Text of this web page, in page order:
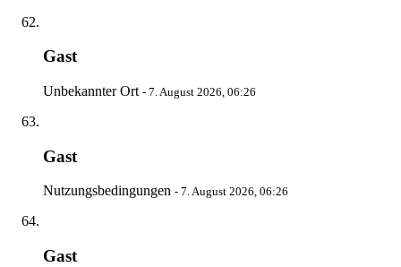
Gast
Unbekannter Ort - 7. August 2026, 06:26
Gast
Nutzungsbedingungen - 7. August 2026, 06:26
Gast